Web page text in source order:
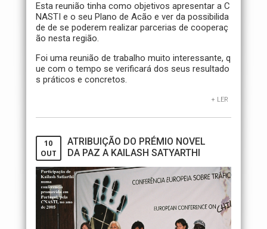
Esta reunião tinha como objetivos apresentar a C
NASTI e o seu Plano de Acão e ver da possibilida
de de se poderem realizar parcerias de cooperaç
ão nesta região.
Foi uma reunião de trabalho muito interessante, q
ue com o tempo se verificará dos seus resultado
s práticos e concretos.
+ LER
10
OUT
ATRIBUIÇÃO DO PRÉMIO NOVEL
DA PAZ A KAILASH SATYARTHI